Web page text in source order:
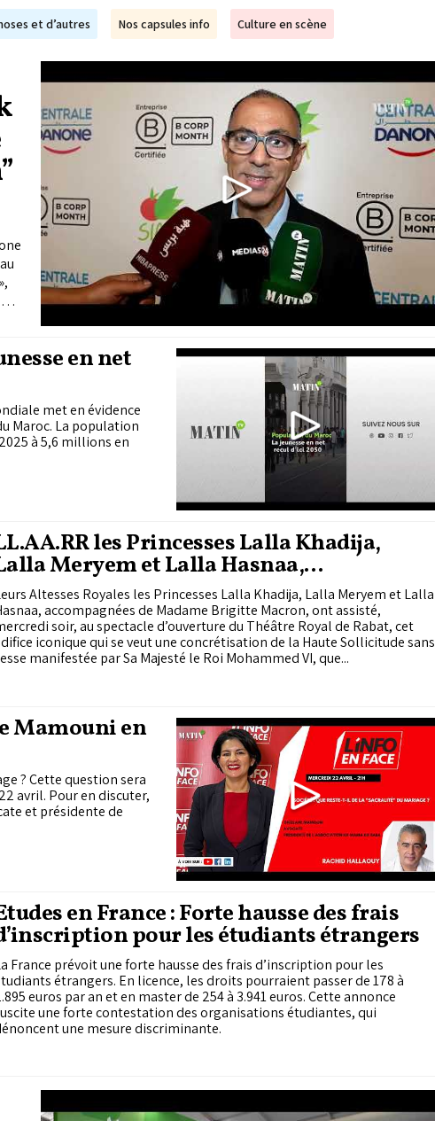
et d’autres Nos capsules info Culture en scène
en net
met en évidence
Maroc. La population
à 5,6 millions en
les Princesses Lalla Khadija,
Meryem et Lalla Hasnaa,
de Mme Brigitte Macron,
au spectacle d’ouverture du
Royal de Rabat
Altesses Royales les Princesses Lalla Khadija, Lalla Meryem et Lalla
accompagnées de Madame Brigitte Macron, ont assisté,
soir, au spectacle d’ouverture du Théâtre Royal de Rabat, cet
iconique qui se veut une concrétisation de la Haute Sollicitude sans
manifestée par Sa Majesté le Roi Mohammed VI, que...
Mamouni en
? Cette question sera
avril. Pour en discuter,
et présidente de
en France : Forte hausse des frais
pour les étudiants étrangers
France prévoit une forte hausse des frais d’inscription pour les
étrangers. En licence, les droits pourraient passer de 178 à
euros par an et en master de 254 à 3.941 euros. Cette annonce
une forte contestation des organisations étudiantes, qui
une mesure discriminante.